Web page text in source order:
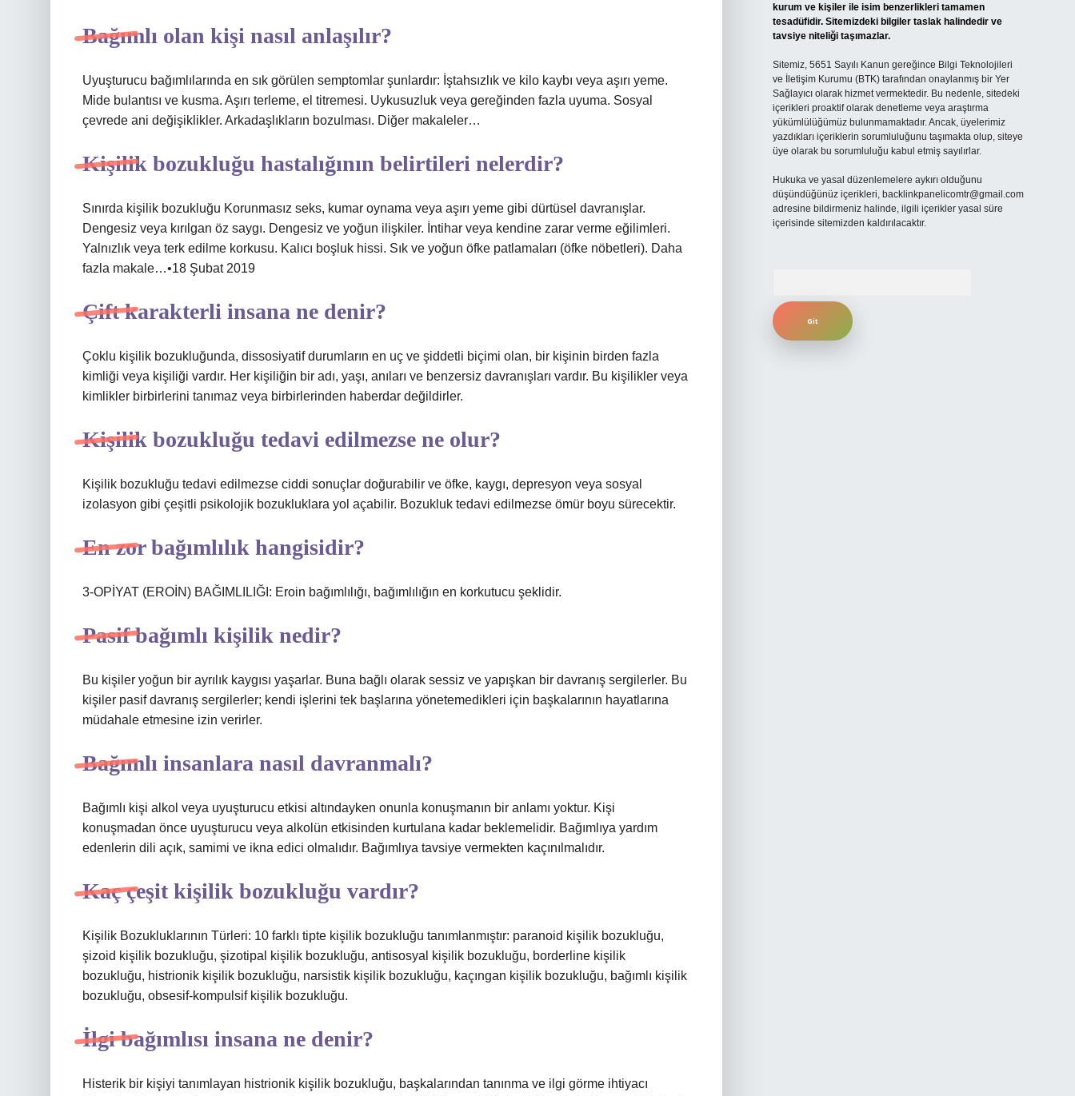
Bağımlı olan kişi nasıl anlaşılır?
Uyuşturucu bağımlılarında en sık görülen semptomlar şunlardır: İştahsızlık ve kilo kaybı veya aşırı yeme.
Mide bulantısı ve kusma. Aşırı terleme, el titremesi. Uykusuzluk veya gereğinden fazla uyuma. Sosyal
çevrede ani değişiklikler. Arkadaşlıkların bozulması. Diğer makaleler…
Kişilik bozukluğu hastalığının belirtileri nelerdir?
Sınırda kişilik bozukluğu Korunmasız seks, kumar oynama veya aşırı yeme gibi dürtüsel davranışlar.
Dengesiz veya kırılgan öz saygı. Dengesiz ve yoğun ilişkiler. İntihar veya kendine zarar verme eğilimleri.
Yalnızlık veya terk edilme korkusu. Kalıcı boşluk hissi. Sık ve yoğun öfke patlamaları (öfke nöbetleri). Daha
fazla makale…•18 Şubat 2019
Çift karakterli insana ne denir?
Çoklu kişilik bozukluğunda, dissosiyatif durumların en uç ve şiddetli biçimi olan, bir kişinin birden fazla
kimliği veya kişiliği vardır. Her kişiliğin bir adı, yaşı, anıları ve benzersiz davranışları vardır. Bu kişilikler veya
kimlikler birbirlerini tanımaz veya birbirlerinden haberdar değildirler.
Kişilik bozukluğu tedavi edilmezse ne olur?
Kişilik bozukluğu tedavi edilmezse ciddi sonuçlar doğurabilir ve öfke, kaygı, depresyon veya sosyal
izolasyon gibi çeşitli psikolojik bozukluklara yol açabilir. Bozukluk tedavi edilmezse ömür boyu sürecektir.
En zor bağımlılık hangisidir?
3-OPİYAT (EROİN) BAĞIMLILIĞI: Eroin bağımlılığı, bağımlılığın en korkutucu şeklidir.
Pasif bağımlı kişilik nedir?
Bu kişiler yoğun bir ayrılık kaygısı yaşarlar. Buna bağlı olarak sessiz ve yapışkan bir davranış sergilerler. Bu
kişiler pasif davranış sergilerler; kendi işlerini tek başlarına yönetemedikleri için başkalarının hayatlarına
müdahale etmesine izin verirler.
Bağımlı insanlara nasıl davranmalı?
Bağımlı kişi alkol veya uyuşturucu etkisi altındayken onunla konuşmanın bir anlamı yoktur. Kişi
konuşmadan önce uyuşturucu veya alkolün etkisinden kurtulana kadar beklemelidir. Bağımlıya yardım
edenlerin dili açık, samimi ve ikna edici olmalıdır. Bağımlıya tavsiye vermekten kaçınılmalıdır.
Kaç çeşit kişilik bozukluğu vardır?
Kişilik Bozukluklarının Türleri: 10 farklı tipte kişilik bozukluğu tanımlanmıştır: paranoid kişilik bozukluğu,
şizoid kişilik bozukluğu, şizotipal kişilik bozukluğu, antisosyal kişilik bozukluğu, borderline kişilik
bozukluğu, histrionik kişilik bozukluğu, narsistik kişilik bozukluğu, kaçıngan kişilik bozukluğu, bağımlı kişilik
bozukluğu, obsesif-kompulsif kişilik bozukluğu.
İlgi bağımlısı insana ne denir?
Histerik bir kişiyi tanımlayan histrionik kişilik bozukluğu, başkalarından tanınma ve ilgi görme ihtiyacı
kurum ve kişiler ile isim benzerlikleri tamamen
tesadüfidir. Sitemizdeki bilgiler taslak halindedir ve
tavsiye niteliği taşımazlar.
Sitemiz, 5651 Sayılı Kanun gereğince Bilgi Teknolojileri
ve İletişim Kurumu (BTK) tarafından onaylanmış bir Yer
Sağlayıcı olarak hizmet vermektedir. Bu nedenle, sitedeki
içerikleri proaktif olarak denetleme veya araştırma
yükümlülüğümüz bulunmamaktadır. Ancak, üyelerimiz
yazdıkları içeriklerin sorumluluğunu taşımakta olup, siteye
üye olarak bu sorumluluğu kabul etmiş sayılırlar.
Hukuka ve yasal düzenlemelere aykırı olduğunu
düşündüğünüz içerikleri, backlinkpanelicomtr@gmail.com
adresine bildirmeniz halinde, ilgili içerikler yasal süre
içerisinde sitemizden kaldırılacaktır.